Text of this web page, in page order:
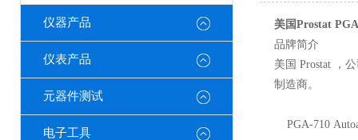
仪器产品
仪表产品
元器件测试
电子工具
美国Prostat
品牌简介
美国 Prostat ，
制造商。
PGA-710